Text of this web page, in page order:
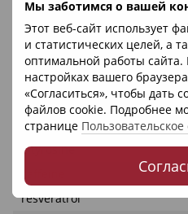
Мы заботимся о вашей
Этот веб-сайт использует
и статистических целей, а
оптимальной работы
настройках вашего
«Согласиться», чтобы дать
файлов cookie. Подробнее
странице
sodium
Beta-alanine
L-arginine
L-carnosine
L-Citrullinmalat
L-tyrosine
resveratrol